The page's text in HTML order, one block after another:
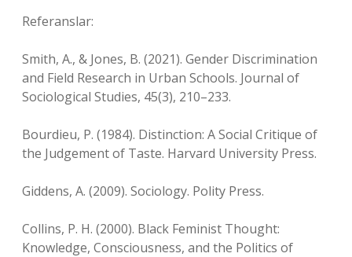
Referanslar:
Smith, A., & Jones, B. (2021). Gender Discrimination
and Field Research in Urban Schools. Journal of
Sociological Studies, 45(3), 210–233.
Bourdieu, P. (1984). Distinction: A Social Critique of
the Judgement of Taste. Harvard University Press.
Giddens, A. (2009). Sociology. Polity Press.
Collins, P. H. (2000). Black Feminist Thought:
Knowledge, Consciousness, and the Politics of